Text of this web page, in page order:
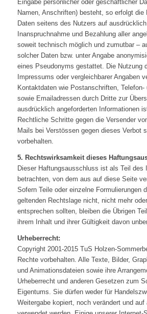
Eingabe persönlicher oder geschäftlicher
Namen, Anschriften) besteht, so erfolgt die
Daten seitens des Nutzers auf
Inanspruchnahme und Bezahlung aller
soweit technisch möglich und zumutbar –
solcher Daten bzw. unter Angabe
eines Pseudonyms gestattet. Die Nutzung
Impressums oder vergleichbarer Angaben
Kontaktdaten wie Postanschriften, Telefon-
sowie Emailadressen durch Dritte zur
ausdrücklich angeforderten Informationen
Rechtliche Schritte gegen die Versender
Mails bei Verstössen gegen dieses Verbot
vorbehalten.
5. Rechtswirksamkeit dieses
Dieser Haftungsausschluss ist als Teil des
betrachten, von dem aus auf diese Seite
Sofern Teile oder einzelne Formulierungen
geltenden Rechtslage nicht, nicht mehr
entsprechen sollten, bleiben die Übrigen
ihrem Inhalt und ihrer Gültigkeit davon
Urheberrecht:
Copyright 2001-2015 TuS Holzen-
Rechte vorbehalten. Alle Texte, Bilder,
und Animationsdateien sowie ihre
Urheberrecht und anderen Gesetzen zum
Eigentums. Sie dürfen weder für
Weitergabe kopiert, noch verändert und auf